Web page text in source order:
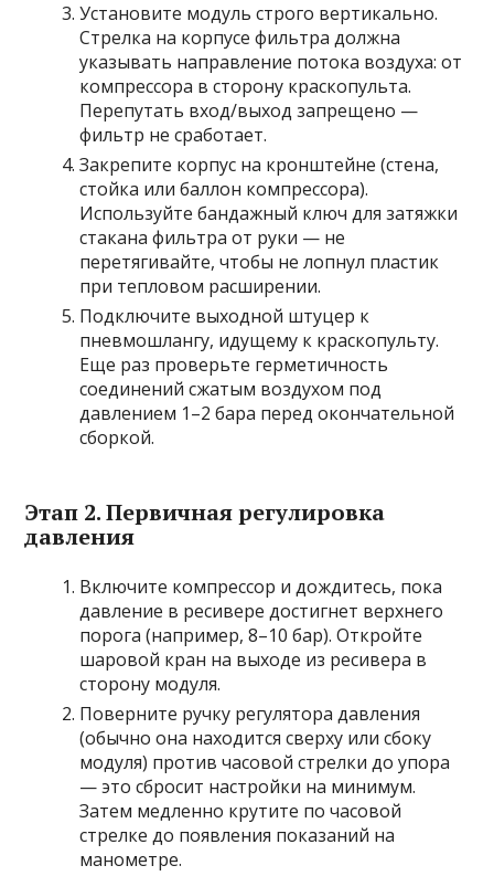
Установите модуль строго вертикально.
Стрелка на корпусе фильтра должна
указывать направление потока воздуха: от
компрессора в сторону краскопульта.
Перепутать вход/выход запрещено —
фильтр не сработает.
Закрепите корпус на кронштейне (стена,
стойка или баллон компрессора).
Используйте бандажный ключ для затяжки
стакана фильтра от руки — не
перетягивайте, чтобы не лопнул пластик
при тепловом расширении.
Подключите выходной штуцер к
пневмошлангу, идущему к краскопульту.
Еще раз проверьте герметичность
соединений сжатым воздухом под
давлением 1–2 бара перед окончательной
сборкой.
Этап 2. Первичная регулировка
давления
Включите компрессор и дождитесь, пока
давление в ресивере достигнет верхнего
порога (например, 8–10 бар). Откройте
шаровой кран на выходе из ресивера в
сторону модуля.
Поверните ручку регулятора давления
(обычно она находится сверху или сбоку
модуля) против часовой стрелки до упора
— это сбросит настройки на минимум.
Затем медленно крутите по часовой
стрелке до появления показаний на
манометре.